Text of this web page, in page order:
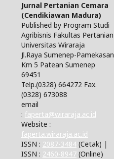
Jurnal Pertanian Cemara
(Cendikiawan Madura)
Published by Program Studi
Agribisnis Fakultas Pertanian
Universitas Wiraraja
Jl.Raya Sumenep-Pamekasan
Km 5 Patean Sumenep
69451
Telp.(0328) 664272 Fax.
(0328) 673088
email
: faperta@wiraraja.ac.id
Website :
faperta.wiraraja.ac.id
ISSN : 2087-3484 (Cetak) |
ISSN : 2460-8947 (Online)